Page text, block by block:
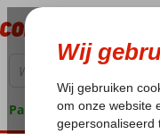
Pakketgarantie